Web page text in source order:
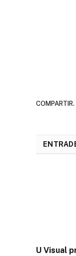
COMPARTIR.
U Visual